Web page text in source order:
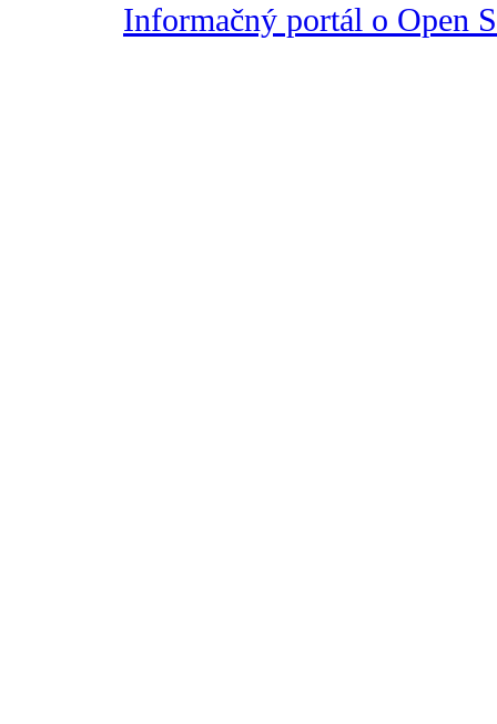
Informačný portál o Open